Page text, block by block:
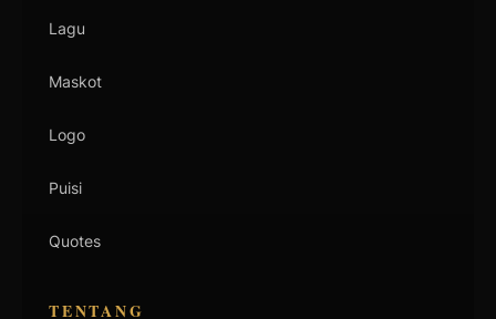
Lagu
Maskot
Logo
Puisi
Quotes
TENTANG